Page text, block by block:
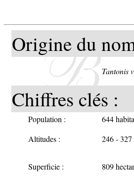
Origine du
Tantonis
Chiffres clés :
Population :
644
Altitudes :
246 - 327
Superficie : 809